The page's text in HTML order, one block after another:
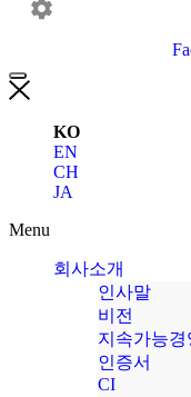
KO
EN
CH
JA
Menu
회사소개
인사말
비전
지속가능경
인증서
CI